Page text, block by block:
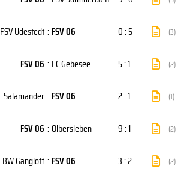
FSV Udestedt : FSV 06 0 : 5 (3)
FSV 06 : FC Gebesee 5 : 1 (2)
Salamander : FSV 06 2 : 1 (1)
FSV 06 :Olbersleben 9 : 1 (2)
BW Gangloff : FSV 06 3 : 2 (2)